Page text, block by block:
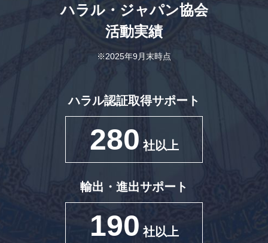
ハラル・ジャパン協会
活動実績
※2025年9月末時点
ハラル認証取得サポート
280 社以上
輸出・進出サポート
190 社以上